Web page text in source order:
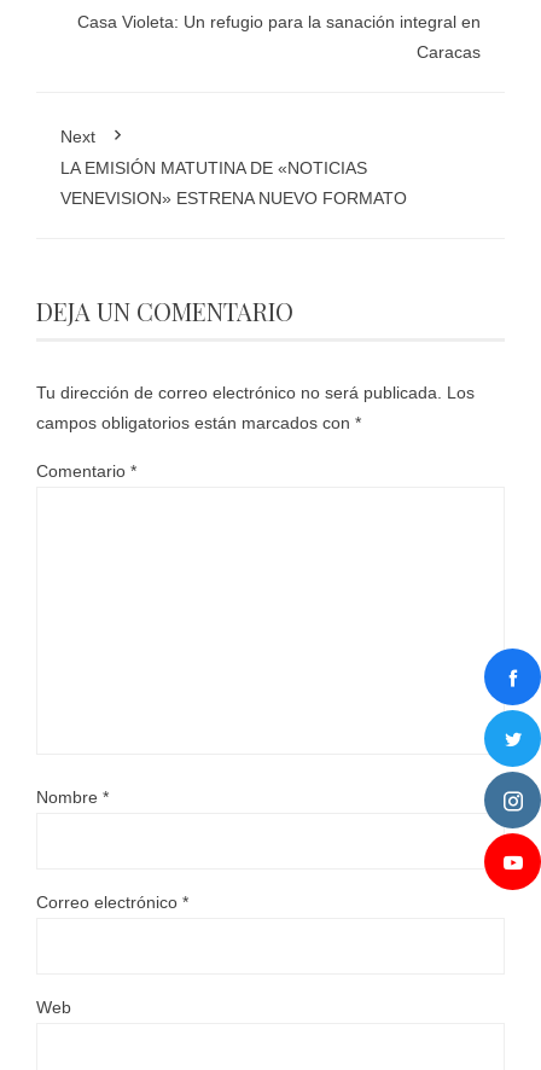
Casa Violeta: Un refugio para la sanación integral en
Caracas
Next
LA EMISIÓN MATUTINA DE «NOTICIAS
VENEVISION» ESTRENA NUEVO FORMATO
DEJA UN COMENTARIO
Tu dirección de correo electrónico no será publicada.
Los
campos obligatorios están marcados con *
Comentario *
Nombre *
Correo electrónico *
Web